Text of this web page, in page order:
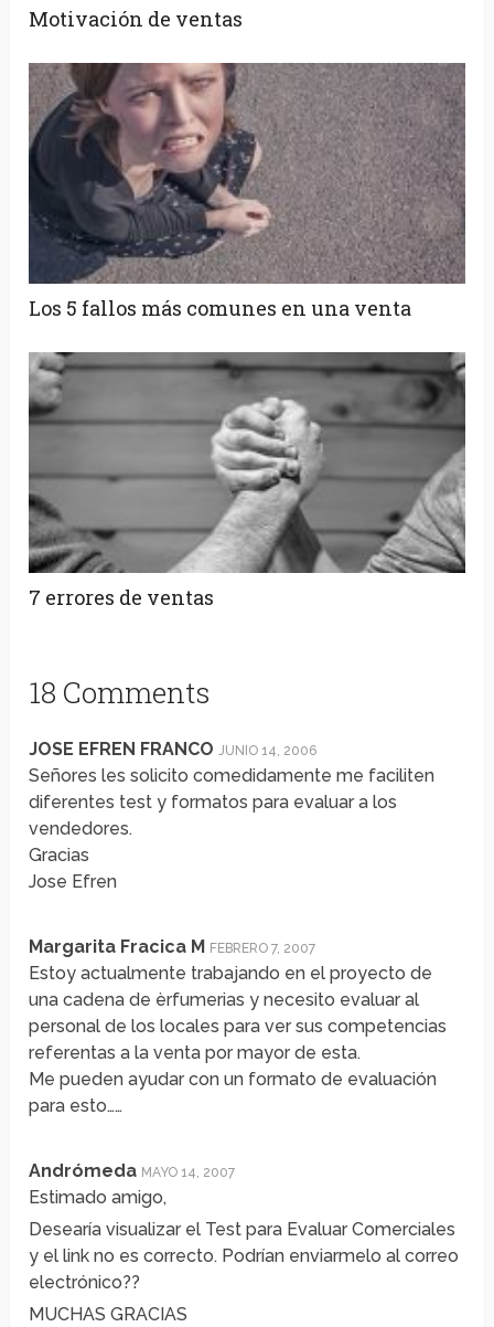
Motivación de ventas
Los 5 fallos más comunes en una venta
7 errores de ventas
18 Comments
JOSE EFREN FRANCO JUNIO 14, 2006
Señores les solicito comedidamente me faciliten
diferentes test y formatos para evaluar a los
vendedores.
Gracias
Jose Efren
Margarita Fracica M FEBRERO 7, 2007
Estoy actualmente trabajando en el proyecto de
una cadena de èrfumerias y necesito evaluar al
personal de los locales para ver sus competencias
referentas a la venta por mayor de esta.
Me pueden ayudar con un formato de evaluación
para esto……
Andrómeda MAYO 14, 2007
Estimado amigo,
Desearía visualizar el Test para Evaluar Comerciales
y el link no es correcto. Podrían enviarmelo al correo
electrónico??
MUCHAS GRACIAS